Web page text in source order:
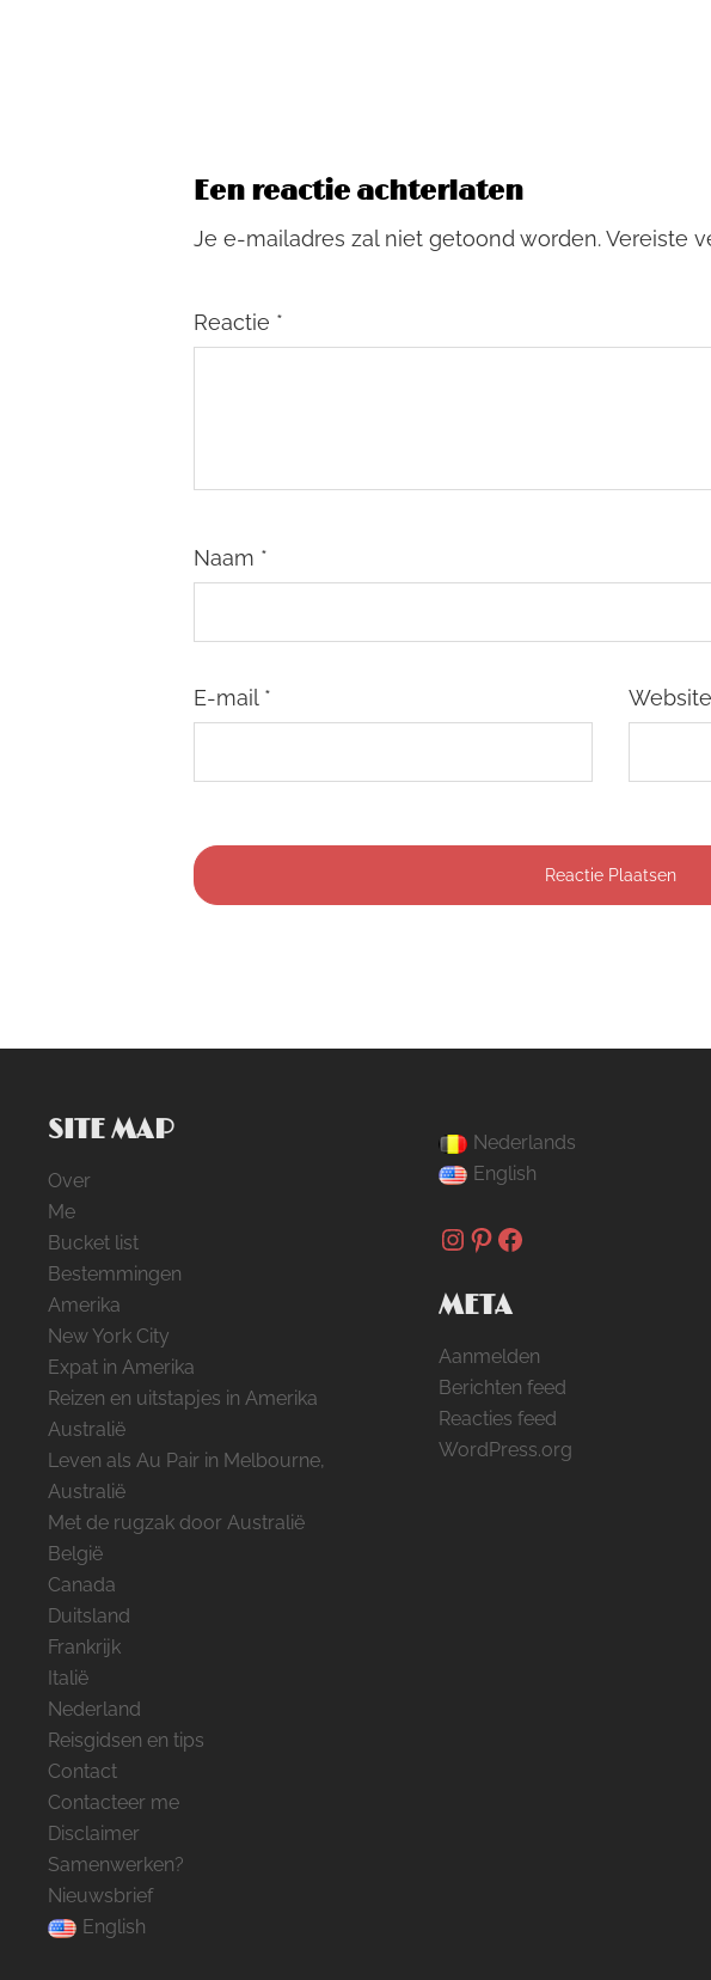
Een reactie achterlaten
Je e-mailadres zal niet getoond worden.Vereiste
Reactie *
Naam *
E-mail * Website
SITE MAP
Over
Me
Bucket list
Bestemmingen
Amerika
New York City
Expat in Amerika
Reizen en uitstapjes in Amerika
Australië
Leven als Au Pair in Melbourne,
Australië
Met de rugzak door Australië
België
Canada
Duitsland
Frankrijk
Italië
Nederland
Reisgidsen en tips
Contact
Contacteer me
Disclaimer
Samenwerken?
Nieuwsbrief
English
Nederlands
English
Instagram
Pinterest
Facebook
META
Aanmelden
Berichten feed
Reacties feed
WordPress.org